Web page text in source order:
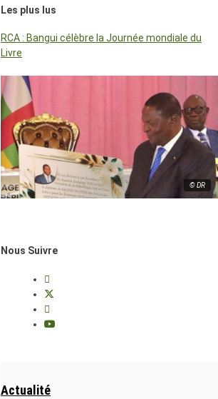
Les plus lus
RCA : Bangui célèbre la Journée mondiale du
Livre
© DR
Nous Suivre
Actualité